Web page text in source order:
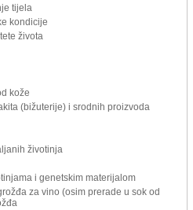
tijela
kondicije
života
kože
(bižuterije) i srodnih proizvoda
životinja
i genetskim materijalom
za vino (osim prerade u sok od